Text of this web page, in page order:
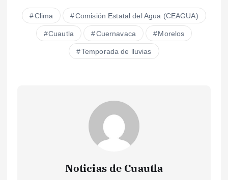
Clima Comisión Estatal del Agua (CEAGUA)
Cuautla Cuernavaca Morelos
Temporada de lluvias
Noticias de Cuautla